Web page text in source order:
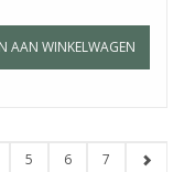
AAN WINKELWAGEN
5 6 7